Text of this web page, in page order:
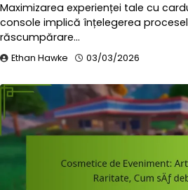
Maximizarea experienței tale cu
console implică înțelegerea
răscumpărare…
Ethan Hawke 03/03/2026